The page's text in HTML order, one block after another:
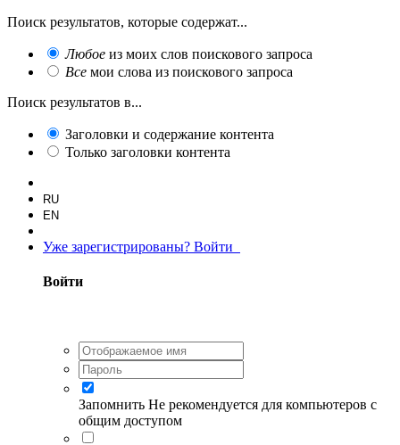
Поиск результатов, которые содержат...
Любое из моих слов поискового запроса
Все мои слова из поискового запроса
Поиск результатов в...
Заголовки и содержание контента
Только заголовки контента
RU
EN
Уже зарегистрированы? Войти
Войти
Запомнить Не рекомендуется для компьютеров с
общим доступом